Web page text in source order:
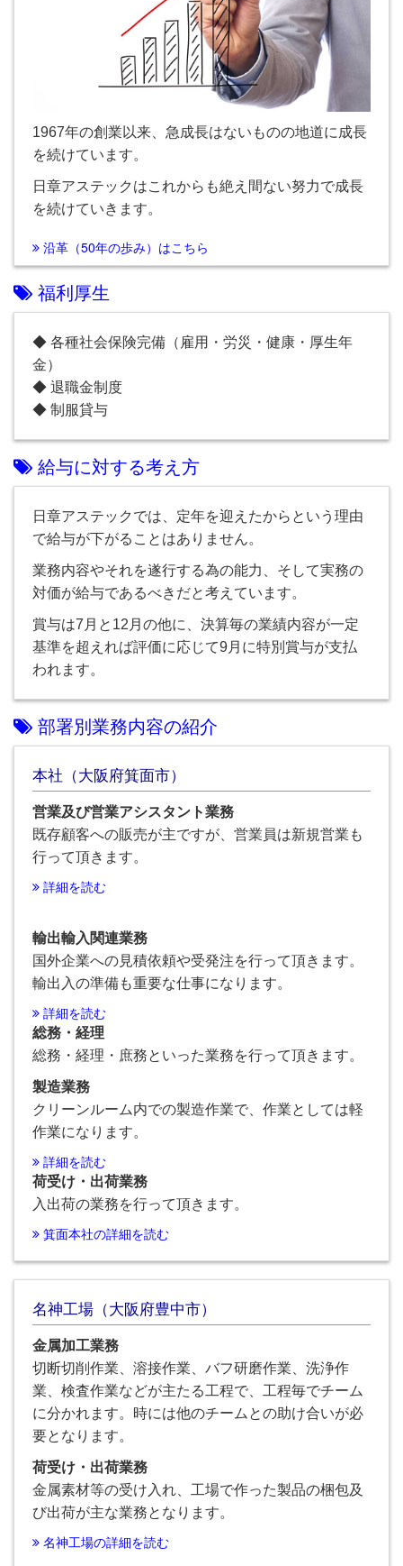
1967年の創業以来、急成長はないものの地道に成長
を続けています。
日章アステックはこれからも絶え間ない努力で成長
を続けていきます。
沿革（50年の歩み）はこちら
福利厚生
◆ 各種社会保険完備（雇用・労災・健康・厚生年
金）
◆ 退職金制度
◆ 制服貸与
給与に対する考え方
日章アステックでは、定年を迎えたからという理由
で給与が下がることはありません。
業務内容やそれを遂行する為の能力、そして実務の
対価が給与であるべきだと考えています。
賞与は7月と12月の他に、決算毎の業績内容が一定
基準を超えれば評価に応じて9月に特別賞与が支払
われます。
部署別業務内容の紹介
本社（大阪府箕面市）
営業及び営業アシスタント業務
既存顧客への販売が主ですが、営業員は新規営業も
行って頂きます。
詳細を読む
輸出輸入関連業務
国外企業への見積依頼や受発注を行って頂きます。
輸出入の準備も重要な仕事になります。
詳細を読む
総務・経理
総務・経理・庶務といった業務を行って頂きます。
製造業務
クリーンルーム内での製造作業で、作業としては軽
作業になります。
詳細を読む
荷受け・出荷業務
入出荷の業務を行って頂きます。
箕面本社の詳細を読む
名神工場（大阪府豊中市）
金属加工業務
切断切削作業、溶接作業、バフ研磨作業、洗浄作
業、検査作業などが主たる工程で、工程毎でチーム
に分かれます。時には他のチームとの助け合いが必
要となります。
荷受け・出荷業務
金属素材等の受け入れ、工場で作った製品の梱包及
び出荷が主な業務となります。
名神工場の詳細を読む